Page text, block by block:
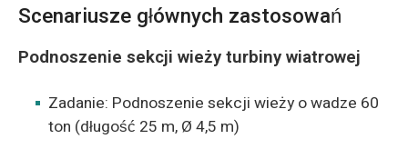
Scenariusze głównych zastosowań
Podnoszenie sekcji wieży turbiny wiatrowej
Zadanie: Podnoszenie sekcji wieży o wadze 60
ton (długość 25 m, Ø 4,5 m)